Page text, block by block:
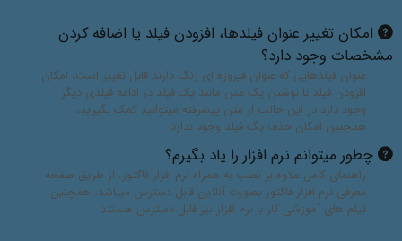
امکان تغییر عنوان فیلدها، افزودن فیلد یا اضافه کردن
مشخصات وجود دارد؟
عنوان فیلدهایی که عنوان فیروزه ای رنگ دارند قابل تغییر است، امکان
افزودن فیلد با نوشتن یک متن مانند یک فیلد در ادامه فیلدی دیگر
وجود دارد در این حالت از متن پیشرفته میتوانید کمک بگیرید،
همچنین امکان حذف یگ فیلد وجود ندارد
چطور میتوانم نرم افزار را یاد بگیرم؟
راهنمای کامل علاوه بر نصب به همراه نرم افزار فاکتور، از طریق صفحه
معرفی نرم افزار فاکتور بصورت آنلاین قابل دسترس میباشد، همچنین
فیلم های آموزشی کار با نرم افزار نیز قابل دسترس هستند